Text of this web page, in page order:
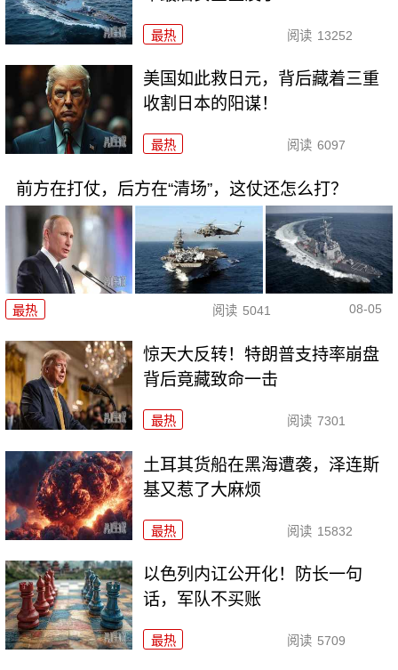
最热 阅读 13252
美国如此救日元，背后藏着三重
收割日本的阳谋！
最热 阅读 6097
前方在打仗，后方在“清场”，这仗还怎么打？
最热 阅读 5041 08-05
惊天大反转！特朗普支持率崩盘
背后竟藏致命一击
最热 阅读 7301
土耳其货船在黑海遭袭，泽连斯
基又惹了大麻烦
最热 阅读 15832
以色列内讧公开化！防长一句
话，军队不买账
最热 阅读 5709